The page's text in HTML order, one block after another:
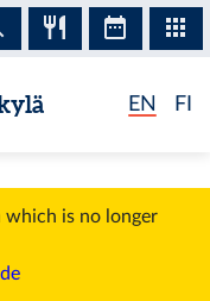
EN FI
which is no longer